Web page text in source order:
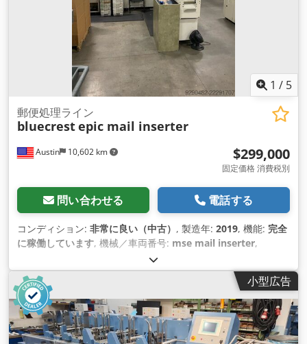
1 / 5
Austin 10,602 km
郵便処理ライン
bluecrestepic mail inserter
$299,000
固定価格 消費税別
問い合わせる 電話する
コンディション: 非常に良い（中古） , 製造年: 2019, 機能: 完全
に稼働しています, 機械／車両番号: mse mail inserter,
小型広告